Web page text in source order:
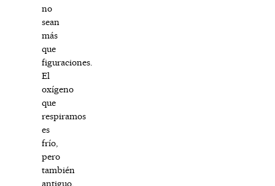
no
sean
más
que
figuraciones.
El
oxígeno
que
respiramos
es
frío,
pero
también
antiguo.